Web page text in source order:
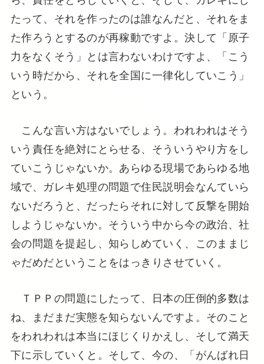
たって、それを作ったのは誰なんだと、それをま
た作ろうとするのが再稼動ですよ。決して「原子
力をなくそう」とは言わないわけですよ、「こう
いう時だから、それを全国に一律化していこう」
という。
こんな言い方はないでしょう。われわれはそう
いう責任を絶対にとらせる、そういうやり方をし
ていこうじゃないか。あらゆる現場であらゆる地
域で、ガレキ処理の問題で住民説明会なんていら
ないだろうと、だったらそれに対して反撃を開始
しようじゃないか。そういう中から今の政治、社
会の問題を提起し、知らしめていく、このままじ
ゃだめだということをはっきりさせていく。
ＴＰＰの問題にしたって、日本の圧倒的多数は
ね、まだまだ実態を知らないんですよ。そのこと
をわれわれは本当にほじくりかえし、そして満天
下に示していくと。そして、今の、「がんばれ日